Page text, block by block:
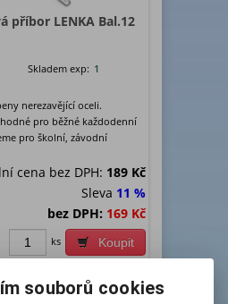
příbor LENKA Bal.12
Skladem exp: 1
nerezavějící oceli.
pro běžné každodenní
pro školní, závodní
cena bez DPH: 189 Kč
Sleva 11 %
bez DPH: 169 Kč
Koupit
ks
souborů cookies